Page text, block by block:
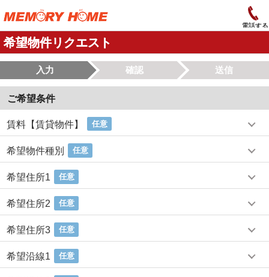
電話する
希望物件リクエスト
入力 確認 送信
ご希望条件
賃料【賃貸物件】 任意
希望物件種別 任意
希望住所1 任意
希望住所2 任意
希望住所3 任意
希望沿線1 任意